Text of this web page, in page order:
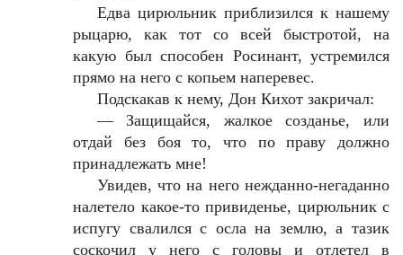
Едва цирюльник приблизился к нашему
рыцарю, как тот со всей быстротой, на
какую был способен Росинант, устремился
прямо на него с копьем наперевес.
Подскакав к нему, Дон Кихот закричал:
—Защищайся, жалкое созданье, или
отдай без боя то, что по праву должно
принадлежать мне!
Увидев, что на него нежданно-негаданно
налетело какое-то привиденье, цирюльник с
испугу свалился с осла на землю, а тазик
соскочил у него с головы и отлетел в